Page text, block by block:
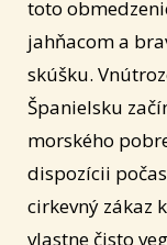
toto
jahňacom a
skúšku.
Španielsku
morského
dispozícii
cirkevný zákaz
vlastne čisto